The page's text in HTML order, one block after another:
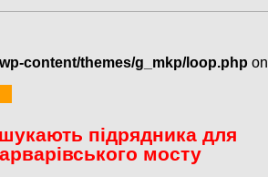
content/themes/g_mkp/loop.php on
підрядника для
мосту